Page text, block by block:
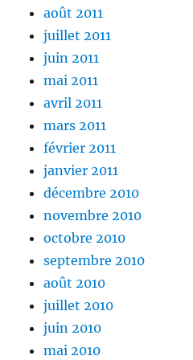
août 2011
juillet 2011
juin 2011
mai 2011
avril 2011
mars 2011
février 2011
janvier 2011
décembre 2010
novembre 2010
octobre 2010
septembre 2010
août 2010
juillet 2010
juin 2010
mai 2010